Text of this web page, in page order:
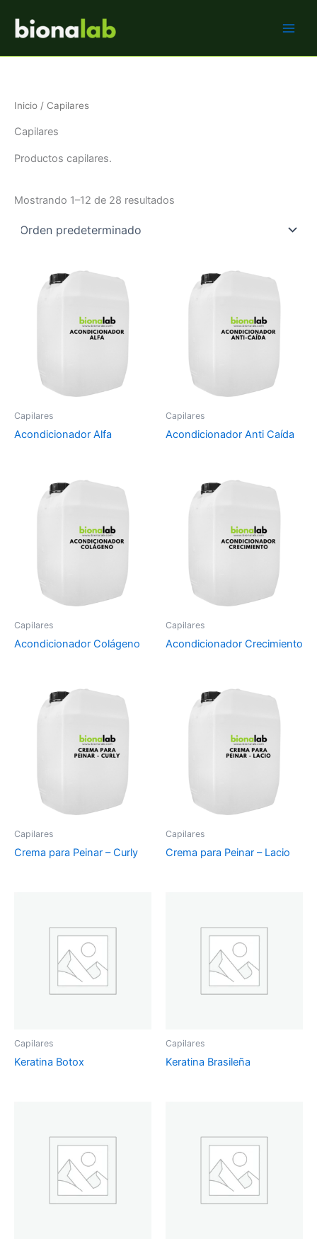
contenido
Inicio / Capilares
Capilares
Productos capilares.
Mostrando 1–12 de 28 resultados
Capilares
Acondicionador Alfa
Capilares
Acondicionador Anti Caída
Capilares
Acondicionador Colágeno
Capilares
Acondicionador Crecimiento
Capilares
Crema para Peinar – Curly
Capilares
Crema para Peinar – Lacio
Capilares
Keratina Botox
Capilares
Keratina Brasileña